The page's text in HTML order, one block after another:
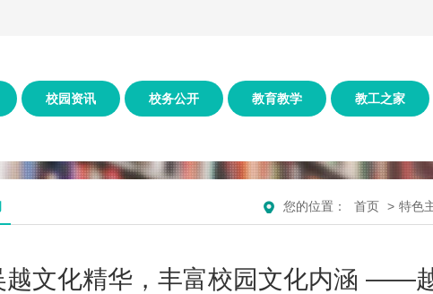
校园资讯 校务公开 教育教学 教工之家
您的位置： 首页 > 特色
越文化精华，丰富校园文化内涵 ——